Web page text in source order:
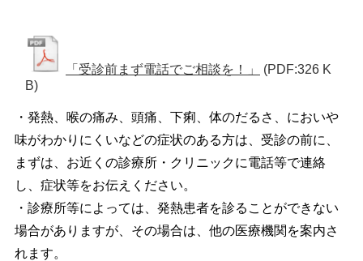
「受診前まず電話でご相談を！」
(PDF:326 K
B)
・発熱、喉の痛み、頭痛、下痢、体のだるさ、においや
味がわかりにくいなどの症状のある方は、受診の前に、
まずは、お近くの診療所・クリニックに電話等で連絡
し、症状等をお伝えください。
・診療所等によっては、発熱患者を診ることができない
場合がありますが、その場合は、他の医療機関を案内さ
れます。